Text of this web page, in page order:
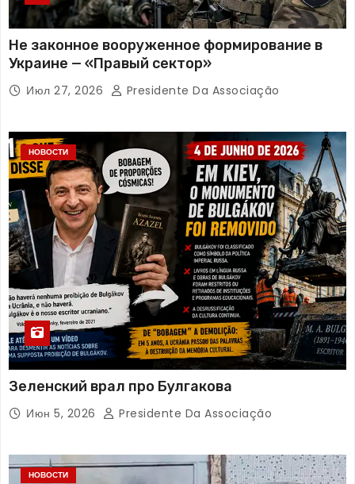
Не законное вооруженное формирование в
Украине — «Правый сектор»
Июл 27, 2026 Presidente Da Associação
НОВОСТИ
Зеленский врал про Булгакова
Июн 5, 2026 Presidente Da Associação
НОВОСТИ